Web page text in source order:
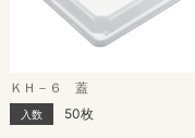
ＫＨ－６ 蓋
入数 50枚